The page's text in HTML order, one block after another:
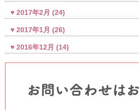
2017年2月 (24)
2017年1月 (26)
2016年12月 (14)